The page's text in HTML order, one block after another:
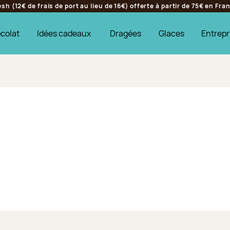
(12€ de frais de port au lieu de 16€) offerte à partir de 75€ en
Idées cadeaux Dragées Glaces